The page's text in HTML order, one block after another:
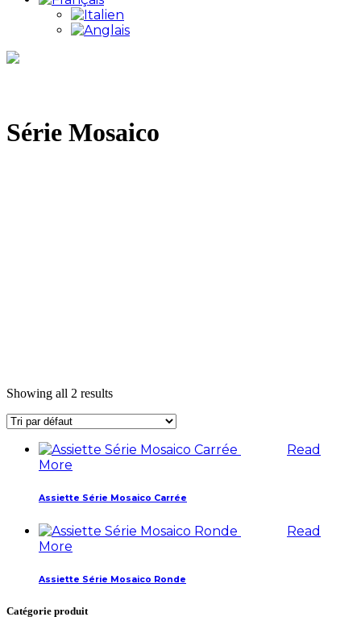
Série Mosaico
Showing all 2 results
Read
More
Assiette Série Mosaico Carrée
Read
More
Assiette Série Mosaico Ronde
Catégorie produit